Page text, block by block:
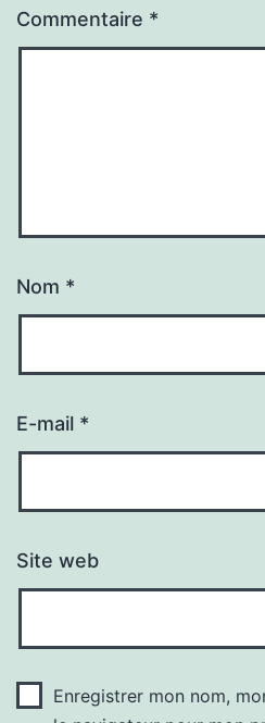
Commentaire *
Nom *
E-mail *
Site web
Enregistrer mon nom,